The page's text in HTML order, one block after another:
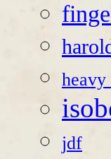
heavy
jdf